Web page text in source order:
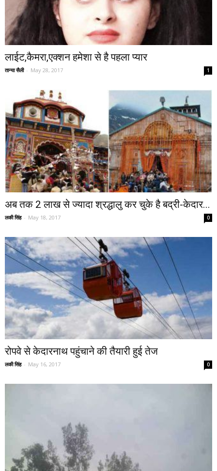
लाईट,कैमरा,एक्शन हमेशा से है पहला प्यार
तान्या सैली - May 28, 2017 1
अब तक 2 लाख से ज्यादा श्रद्धालु कर चुके है बद्री-केदार...
लकी सिंह - May 18, 2017 0
रोपवे से केदारनाथ पहुंचाने की तैयारी हुई तेज
लकी सिंह - May 16, 2017 0